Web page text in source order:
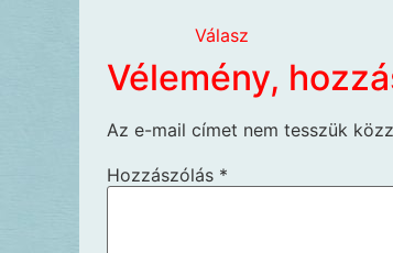
Válasz
Vélemény,
Az e-mail címet nem tesszük
Hozzászólás *